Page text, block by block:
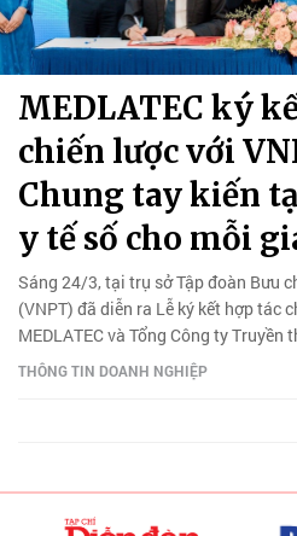
MEDLATEC ký
chiến lược với
Chung tay kiến
y tế số cho mỗi
Sáng 24/3, tại trụ sở Tập đoàn Bưu
(VNPT) đã diễn ra Lễ ký kết hợp tác
MEDLATEC và Tổng Công ty Truyền
THÔNG TIN DOANH NGHIỆP